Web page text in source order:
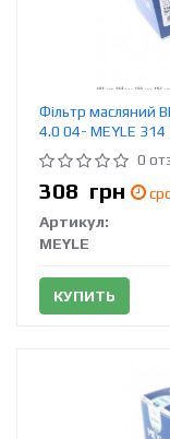
Фільтр
4.0 04- MEYLE
0
308 грн
Артикул:
MEYLE
КУПИТЬ